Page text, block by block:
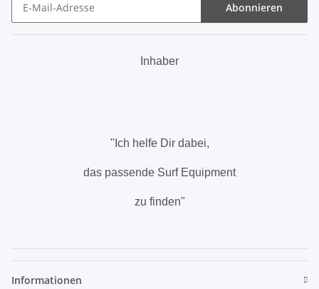
Abonnieren
Inhaber
"Ich helfe Dir dabei,
das passende Surf Equipment
zu finden"
Informationen